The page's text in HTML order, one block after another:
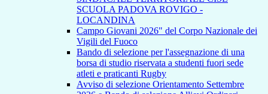
SCUOLA PADOVA ROVIGO -
LOCANDINA
Campo Giovani 2026" del Corpo Nazionale dei
Vigili del Fuoco
Bando di selezione per l'assegnazione di una
borsa di studio riservata a studenti fuori sede
atleti e praticanti Rugby
Avviso di selezione Orientamento Settembre